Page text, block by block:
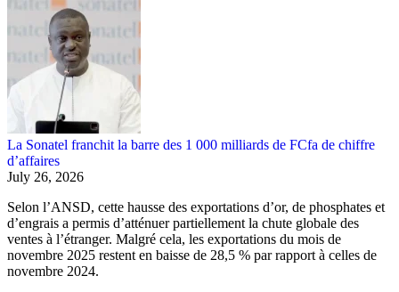
La Sonatel franchit la barre des 1 000 milliards de FCfa de chiffre
d’affaires
July 26, 2026
Selon l’ANSD, cette hausse des exportations d’or, de phosphates et
d’engrais a permis d’atténuer partiellement la chute globale des
ventes à l’étranger. Malgré cela, les exportations du mois de
novembre 2025 restent en baisse de 28,5 % par rapport à celles de
novembre 2024.